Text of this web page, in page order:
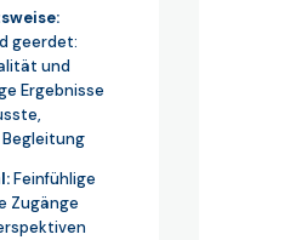
geerdet:
und
Ergebnisse
Feinfühlige
Zugänge